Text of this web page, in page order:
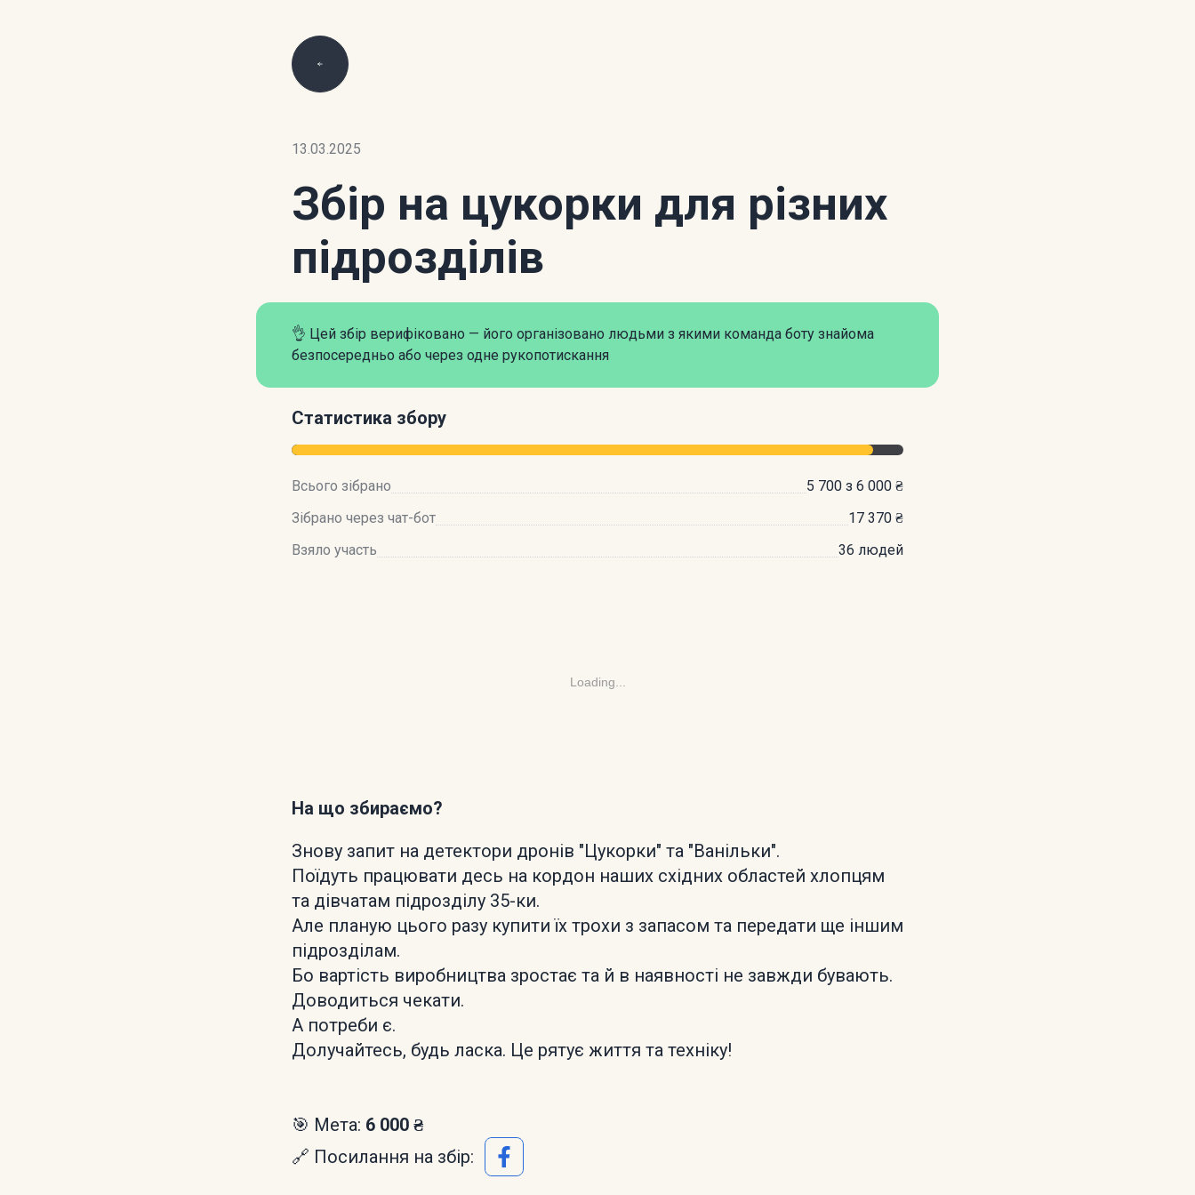
13.03.2025
Збір на цукорки для різних
підрозділів
👌 Цей збір верифіковано — його організовано людьми з якими команда боту знайома
безпосередньо або через одне рукопотискання
Статистика збору
Всього зібрано
5 700 з 6 000 ₴
Зібрано через чат-бот
17 370 ₴
Взяло участь
36 людей
Loading...
На що збираємо?
Знову запит на детектори дронів "Цукорки" та "Ванільки".
Поїдуть працювати десь на кордон наших східних областей хлопцям
та дівчатам підрозділу 35-ки.
Але планую цього разу купити їх трохи з запасом та передати ще іншим
підрозділам.
Бо вартість виробництва зростає та й в наявності не завжди бувають.
Доводиться чекати.
А потреби є.
Долучайтесь, будь ласка. Це рятує життя та техніку!
🎯 Мета: 6 000 ₴
🔗 Посилання на збір: